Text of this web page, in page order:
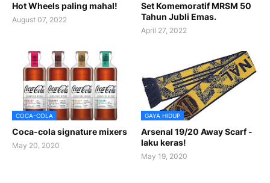
Hot Wheels paling mahal!
August 07, 2022
Set Komemoratif MRSM 50
Tahun Jubli Emas.
April 27, 2022
COCA-COLA
Coca-cola signature mixers
May 20, 2020
GAYA HIDUP
Arsenal 19/20 Away Scarf -
laku keras!
May 19, 2020